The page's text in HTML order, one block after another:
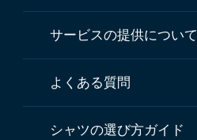
サービスの提供について
よくある質問
シャツの選び方ガイド